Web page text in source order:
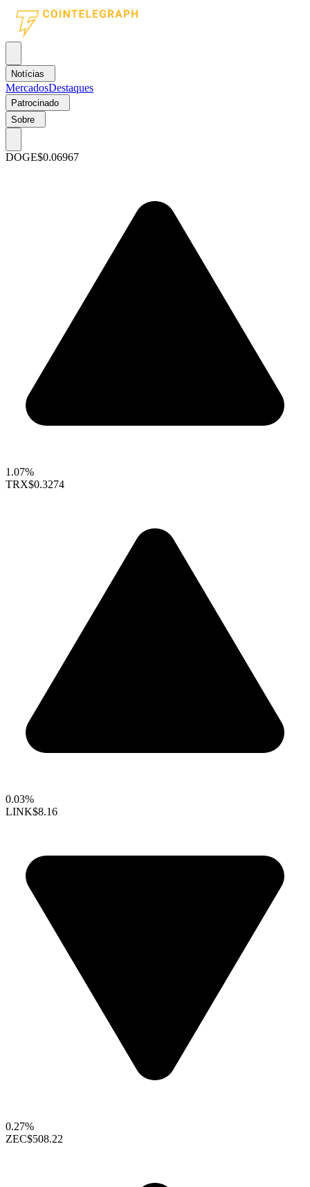
Notícias
MercadosDestaques
Patrocinado
Sobre
DOGE$0.06967
1.07%
TRX$0.3274
0.03%
LINK$8.16
0.27%
ZEC$508.22